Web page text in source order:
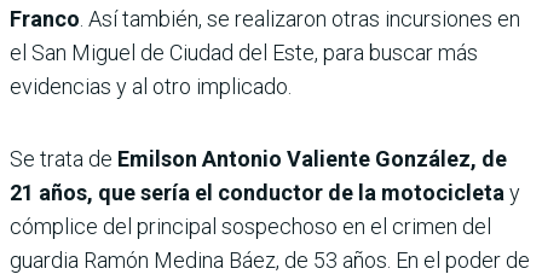
Franco. Así también, se realizaron otras incursiones en
el San Miguel de Ciudad del Este, para buscar más
evidencias y al otro implicado.
Se trata de Emilson Antonio Valiente González, de
21 años, que sería el conductor de la motocicletay
cómplice del principal sospechoso en el crimen del
guardia Ramón Medina Báez, de 53 años. En el poder de